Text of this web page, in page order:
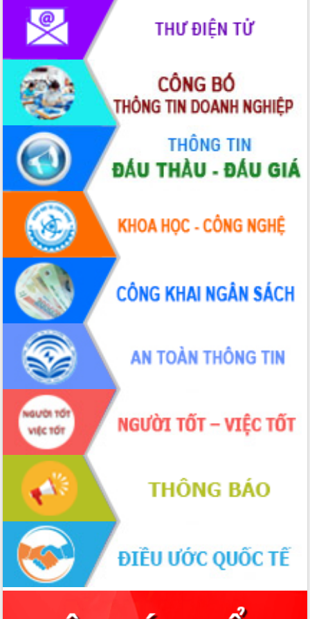
Thứ trưởng Bộ Y tế làm việc với tỉnh
Đắk Lắk về phát triển nhân lực y tế
cho trạm y tế cấp xã
Du lịch Đắk Lắk nâng tầm trải nghiệm
du khách thông qua Hệ thống cơ sở dữ
liệu và Bản đồ số
Tập huấn ứng dụng trí tuệ nhân tạo (AI)
trong thương mại điện tử năm 2026
Đoàn đại biểu Quốc hội tỉnh Đắk Lắk
trao đổi thông tin trước Kỳ họp thứ
nhất, Quốc hội khóa XVI
Quyết liệt cải cách hành chính, khơi
thông nguồn lực phát triển
Nâng cao hiệu lực, hiệu quả HĐND
tỉnh thông qua hiện đại hóa hành chính
Xã Ea Phê gắn cải cách hành chính với
chuyển đổi số
Phó Chủ tịch Thường trực UBND tỉnh
Hồ Thị Nguyên Thảo làm việc tại Trung
tâm Phục vụ hành chính công xã Ea
Phê
Xây dựng nền hành chính số đồng
hành cùng nông dân dân, doanh nghiệp
Giai đoạn 2026-2030, Đắk Lắk phấn
đấu có 77% xã đạt chuẩn nông thôn
Chuyển đổi số 'mở đường' cho nông
nghiệp Đắk Lắk tăng trưởng bứt phá
Triển khai đồng bộ đo đạc, lập hồ sơ
địa chính, hoàn thiện cơ sở dữ liệu đất
Ứng dụng sinh trắc học - Bước tiến
trong hành trình chuyển đổi số tại Đắk
Lắk
Đắk Lắk nâng cao hiệu quả công tác
Đảng từ Sổ tay đảng viên điện tử
Đắk Lắk đẩy mạnh nuôi biển công
nghệ, hướng tới phát triển thủy sản
bền vững
Tập huấn nâng cao năng lực triển khai
chuyển đổi số cho cán bộ, công chức